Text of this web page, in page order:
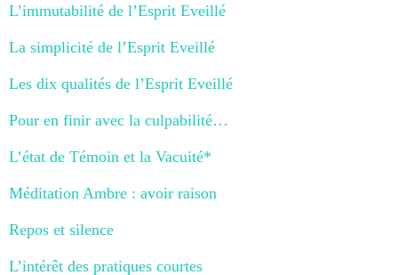
L’immutabilité de l’Esprit Eveillé
La simplicité de l’Esprit Eveillé
Les dix qualités de l’Esprit Eveillé
Pour en finir avec la culpabilité…
L’état de Témoin et la Vacuité*
Méditation Ambre : avoir raison
Repos et silence
L’intérêt des pratiques courtes